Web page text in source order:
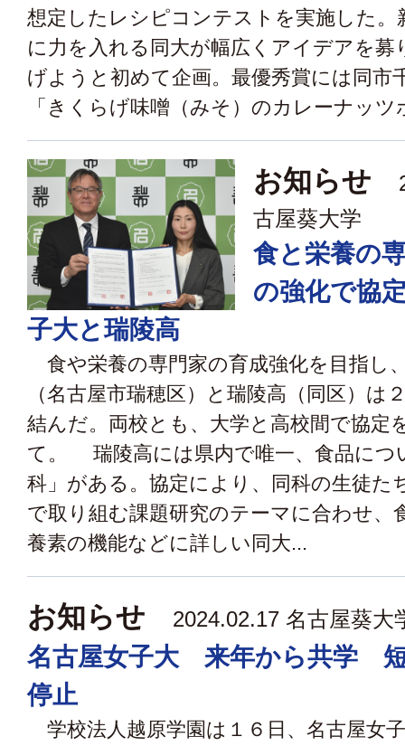
想定したレシピコンテストを実施した。
に力を入れる同大が幅広くアイデアを募
げようと初めて企画。最優秀賞には同市
「きくらげ味噌（みそ）のカレーナッツ
お知らせ
古屋葵大学
食と栄養の
の強化で協
子大と瑞陵高
食や栄養の専門家の育成強化を目指し
（名古屋市瑞穂区）と瑞陵高（同区）は
結んだ。両校とも、大学と高校間で協定
て。 瑞陵高には県内で唯一、食品につ
科」がある。協定により、同科の生徒た
で取り組む課題研究のテーマに合わせ、
養素の機能などに詳しい同大...
お知らせ 2024.02.17 名古屋葵大
名古屋女子大 来年から共学
停止
学校法人越原学園は１６日、名古屋女